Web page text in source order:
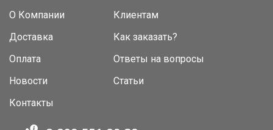
О Компании
Доставка
Оплата
Новости
Клиентам
Как заказать?
Ответы на вопросы
Статьи
Контакты